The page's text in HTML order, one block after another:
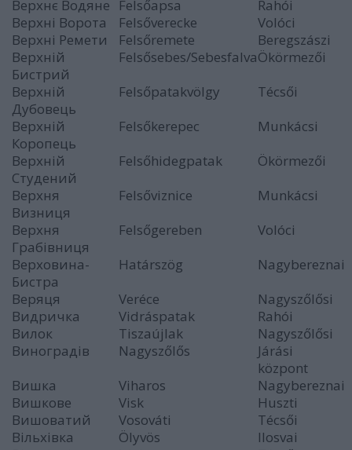
Верхнє Водяне
Felsőapsa
Rahói
Верхні Ворота
Felsőverecke
Volóci
Верхні Ремети
Felsőremete
Beregszászi
Верхній
Бистрий
Felsősebes/SebesfalvaÖkörmezői
Верхній
Дубовець
Felsőpatakvölgy
Técsői
Верхній
Коропець
Felsőkerepec
Munkácsi
Верхній
Студений
Felsőhidegpatak
Ökörmezői
Верхня
Визниця
Felsőviznice
Munkácsi
Верхня
Грабівниця
Felsőgereben
Volóci
Верховина-
Бистра
Határszög
Nagybereznai
Веряця
Veréce
Nagyszőlősi
Видричка
Vidráspatak
Rahói
Вилок
Tiszaújlak
Nagyszőlősi
Виноградів
Nagyszőlős
Járási
központ
Вишка
Viharos
Nagybereznai
Вишкове
Visk
Huszti
Вишоватий
Vosováti
Técsői
Вільхівка
Ölyvös
Ilosvai